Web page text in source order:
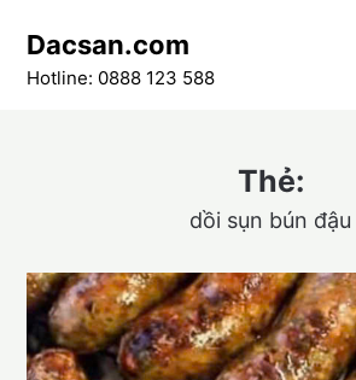
content
Dacsan.com
Hotline: 0888 123 588
Thẻ:
dồi sụn bún đậu